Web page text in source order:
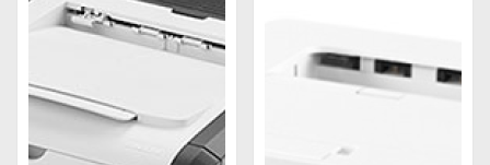
Máy in màu Ricoh SP C260Dnw - Giá tham
khảo: 6.850.000 VNĐ
Máy in Ricoh SP 6430Dn - Giá tham khảo:
Dịch vụ khi mua hàng tại Trường Thịnh Phát